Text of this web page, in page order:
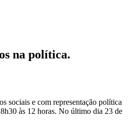
na política.
sociais e com representação política
às 12 horas. No último dia 23 de